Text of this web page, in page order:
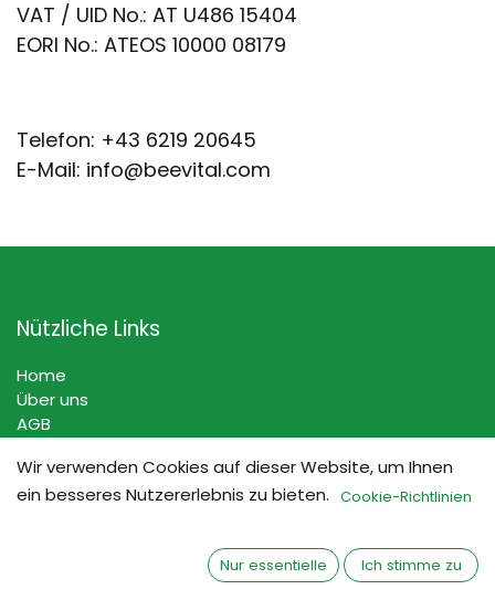
VAT / UID No.: AT U486 15404
EORI No.: ATEOS 10000 08179
Telefon: +43 6219 20645
E-Mail: info@beevital.com
Nützliche Links
Home
Über uns
AGB
Wir verwenden Cookies auf dieser Website, um Ihnen
ein besseres Nutzererlebnis zu bieten. Cookie-Richtlinien
Nur essentielle Ich stimme zu